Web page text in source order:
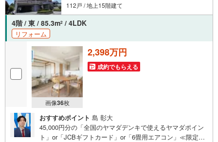
112戸 / 地上15階建て
4階 / 東 / 85.3m2 / 4LDK
リフォーム
画像36枚
2,398万円
成約でもらえる
おすすめポイント 島 彰大
45,000円分の「全国のヤマダデンキで使えるヤマダポイン
ト」or「JCBギフトカード」or「6畳用エアコン」≪限定1